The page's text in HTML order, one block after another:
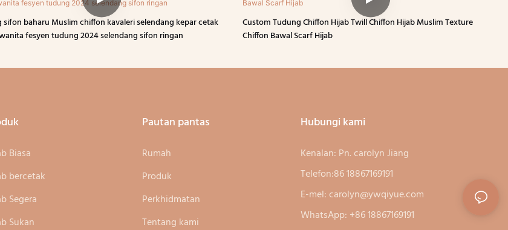
sifon baharu Muslim chiffon kavaleri selendang kepar cetak
fesyen tudung 2024 selendang sifon ringan
Custom Tudung Chiffon Hijab Twill Chiffon Hijab Muslim Texture
Chiffon Bawal Scarf Hijab
Biasa
bercetak
Segera
Sukan
Pautan pantas
Rumah
Produk
Perkhidmatan
Tentang kami
Hubungi kami
Kenalan: Pn. carolyn Jiang
Telefon:86 18867169191
E-mel:carolyn@ywqiyue.com
WhatsApp: +86 18867169191